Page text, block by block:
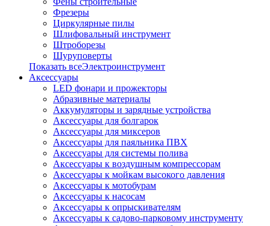
Фрезеры
Циркулярные пилы
Шлифовальный инструмент
Штроборезы
Шуруповерты
Показать всеЭлектроинструмент
Аксессуары
LED фонари и прожекторы
Абразивные материалы
Аккумуляторы и зарядные устройства
Аксессуары для болгарок
Аксессуары для миксеров
Аксессуары для паяльника ПВХ
Аксессуары для системы полива
Аксессуары к воздушным компрессорам
Аксессуары к мойкам высокого давления
Аксессуары к мотобурам
Аксессуары к насосам
Аксессуары к опрыскивателям
Аксессуары к садово-парковому инструменту